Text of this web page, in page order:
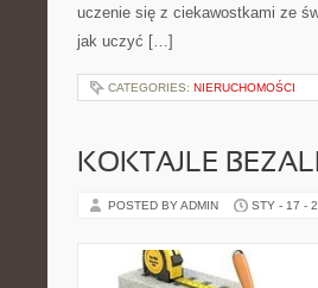
uczenie się z ciekawostkami ze
jak uczyć […]
CATEGORIES: NIERUCHOMOŚCI
KOKTAJLE
POSTED BY ADMIN STY - 17 -